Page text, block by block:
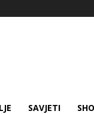
SAVJETI